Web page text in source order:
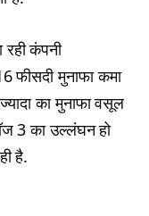
रही कंपनी
फीसदी मुनाफा कमा
का मुनाफा वसूल
3 का उल्लंघन हो
है.